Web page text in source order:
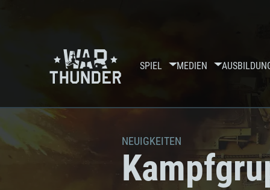
SPIEL MEDIEN
NEUIGKEITEN